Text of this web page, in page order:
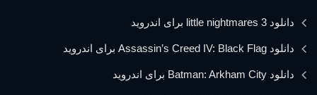
دانلود little nightmares 3 برای اندروید
دانلود Assassin’s Creed IV: Black Flag برای اندروید
دانلود Batman: Arkham City برای اندروید